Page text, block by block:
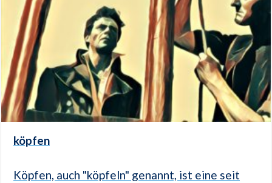
köpfen
Köpfen, auch "köpfeln" genannt, ist eine seit